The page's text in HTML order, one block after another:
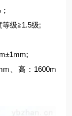
级≧1.5级;
、高：1600m